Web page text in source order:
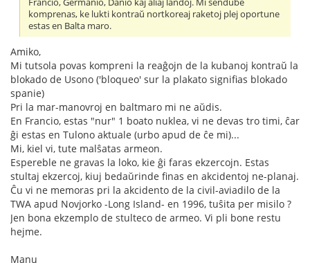
Francio, Germanio, Danio kaj aliaj landoj. Mi sendube
komprenas, ke lukti kontraŭ nortkoreaj raketoj plej oportune
estas en Balta maro.
Amiko,
Mi tutsola povas kompreni la reaĝojn de la kubanoj kontraŭ la
blokado de Usono ('bloqueo' sur la plakato signifias blokado
spanie)
Pri la mar-manovroj en baltmaro mi ne aŭdis.
En Francio, estas "nur" 1 boato nuklea, vi ne devas tro timi, ĉar
ĝi estas en Tulono aktuale (urbo apud de ĉe mi)...
Mi, kiel vi, tute malŝatas armeon.
Espereble ne gravas la loko, kie ĝi faras ekzercojn. Estas
stultaj ekzercoj, kiuj bedaŭrinde finas en akcidentoj ne-planaj.
Ĉu vi ne memoras pri la akcidento de la civil-aviadilo de la
TWA apud Novjorko -Long Island- en 1996, tuŝita per misilo ?
Jen bona ekzemplo de stulteco de armeo. Vi pli bone restu
hejme.
Manu